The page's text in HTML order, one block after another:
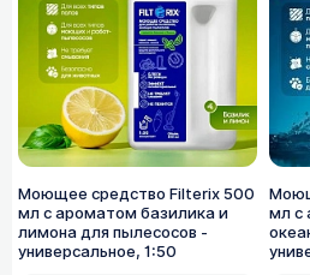
Моющее средство Filterix 500
мл с ароматом базилика и
лимона для пылесосов -
универсальное, 1:50
мл с